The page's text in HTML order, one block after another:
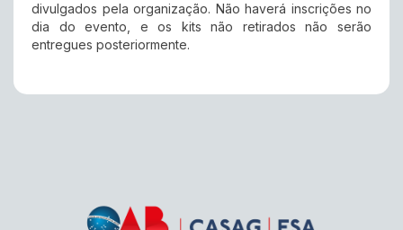
divulgados pela organização. Não haverá inscrições no
dia do evento, e os kits não retirados não serão
entregues posteriormente.